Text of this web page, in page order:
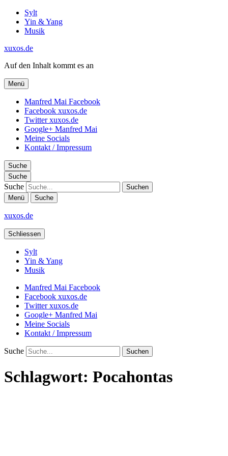
Sylt
Yin & Yang
Musik
xuxos.de
Auf den Inhalt kommt es an
Menü
Manfred Mai Facebook
Facebook xuxos.de
Twitter xuxos.de
Google+ Manfred Mai
Meine Socials
Kontakt / Impressum
Suche
Suche
Suche
Menü Suche
xuxos.de
Schliessen
Sylt
Yin & Yang
Musik
Manfred Mai Facebook
Facebook xuxos.de
Twitter xuxos.de
Google+ Manfred Mai
Meine Socials
Kontakt / Impressum
Suche
Schlagwort: Pocahontas